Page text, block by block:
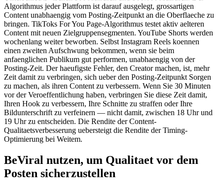
Algorithmus jeder Plattform ist darauf ausgelegt, grossartigen
Content unabhaengig vom Posting-Zeitpunkt an die Oberflaeche zu
bringen. TikToks For You Page-Algorithmus testet aktiv aelteren
Content mit neuen Zielgruppensegmenten. YouTube Shorts werden
wochenlang weiter beworben. Selbst Instagram Reels koennen
einen zweiten Aufschwung bekommen, wenn sie beim
anfaenglichen Publikum gut performen, unabhaengig von der
Posting-Zeit. Der haeufigste Fehler, den Creator machen, ist, mehr
Zeit damit zu verbringen, sich ueber den Posting-Zeitpunkt Sorgen
zu machen, als ihren Content zu verbessern. Wenn Sie 30 Minuten
vor der Veroeffentlichung haben, verbringen Sie diese Zeit damit,
Ihren Hook zu verbessern, Ihre Schnitte zu straffen oder Ihre
Bildunterschrift zu verfeinern — nicht damit, zwischen 18 Uhr und
19 Uhr zu entscheiden. Die Rendite der Content-
Qualitaetsverbesserung uebersteigt die Rendite der Timing-
Optimierung bei Weitem.
BeViral nutzen, um Qualitaet vor dem
Posten sicherzustellen